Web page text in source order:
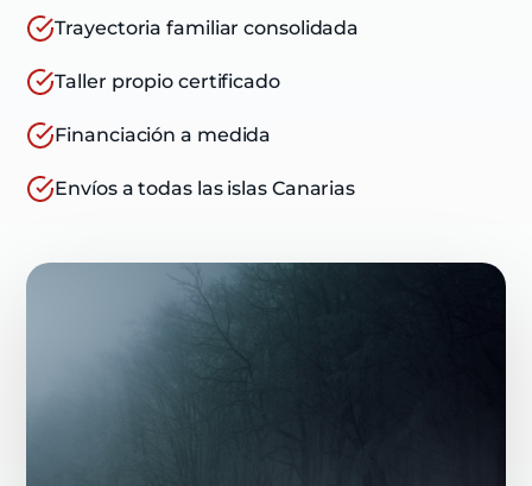
Trayectoria familiar consolidada
Taller propio certificado
Financiación a medida
Envíos a todas las islas Canarias